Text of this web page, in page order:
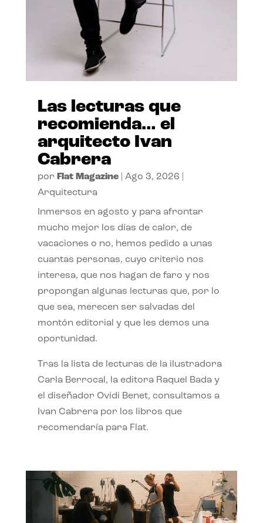
Las lecturas que
recomienda… el
arquitecto Ivan
Cabrera
por Flat Magazine| Ago 3, 2026
Arquitectura
Inmersos en agosto y para afrontar
mucho mejor los días de calor, de
vacaciones o no, hemos pedido a unas
cuantas personas, cuyo criterio nos
interesa, que nos hagan de faro y nos
propongan algunas lecturas que, por lo
que sea, merecen ser salvadas del
montón editorial y que les demos una
oportunidad.
Tras la lista de lecturas de la ilustradora
Carla Berrocal, la editora Raquel Bada y
el diseñador Ovidi Benet, consultamos a
Ivan Cabrera por los libros que
recomendaría para Flat.